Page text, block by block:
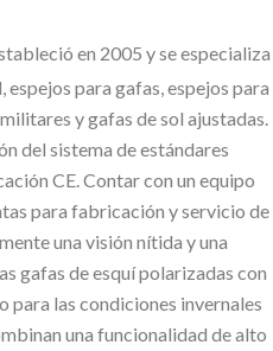
en 2005 y se especializa
para gafas, espejos para
y gafas de sol ajustadas.
del sistema de estándares
CE. Contar con un equipo
para fabricación y servicio de
una visión nítida y una
gafas de esquí polarizadas con
para las condiciones invernales
una funcionalidad de alto